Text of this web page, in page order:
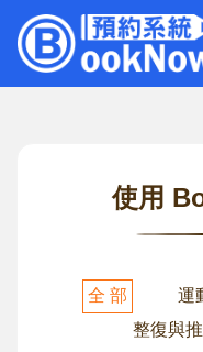
使用
全 部 運
整復與